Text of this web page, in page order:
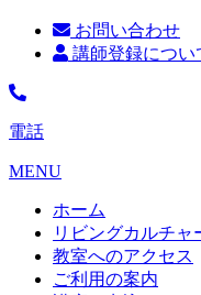
お問い合わせ
講師登録につい
電話
MENU
ホーム
リビングカルチャ
教室へのアクセス
ご利用の案内